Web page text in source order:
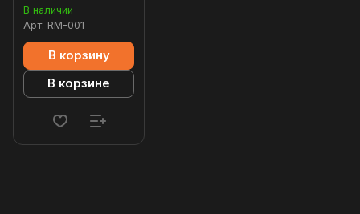
В наличии
Арт. RM-001
В корзину
В корзине